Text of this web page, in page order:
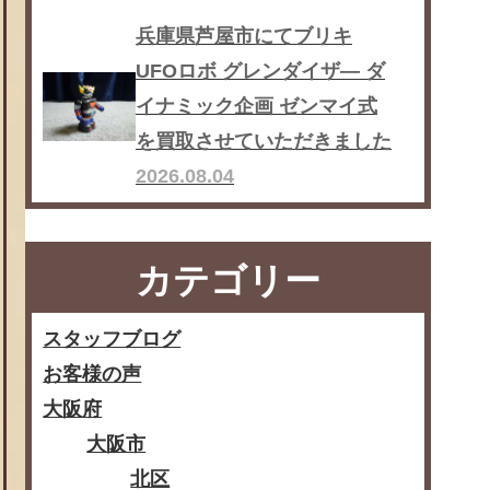
兵庫県芦屋市にてブリキ
UFOロボ グレンダイザ― ダ
イナミック企画 ゼンマイ式
を買取させていただきました
2026.08.04
カテゴリー
スタッフブログ
お客様の声
大阪府
大阪市
北区